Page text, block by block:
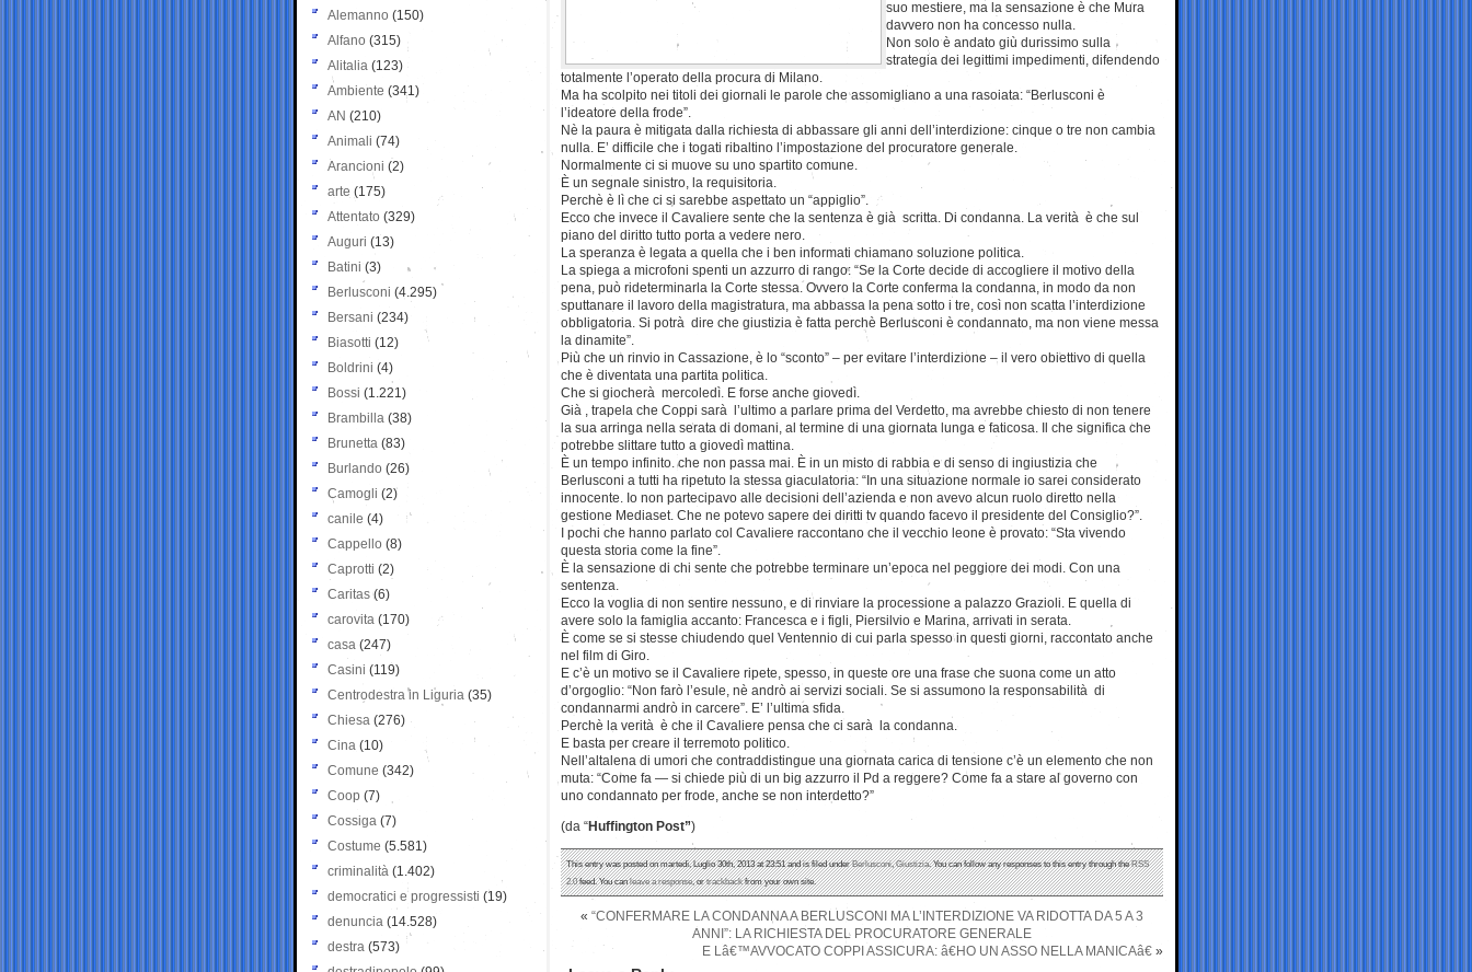
suo mestiere, ma la sensazione è che Mura
davvero non ha concesso nulla.
Non solo è andato giù durissimo sulla
strategia dei legittimi impedimenti, difendendo
totalmente l’operato della procura di Milano.
Ma ha scolpito nei titoli dei giornali le parole che assomigliano a una rasoiata: “Berlusconi è
l’ideatore della frode”.
Nè la paura è mitigata dalla richiesta di abbassare gli anni dell’interdizione: cinque o tre non cambia
nulla. E’ difficile che i togati ribaltino l’impostazione del procuratore generale.
Normalmente ci si muove su uno spartito comune.
È un segnale sinistro, la requisitoria.
Perchè è lì che ci si sarebbe aspettato un “appiglio”.
Ecco che invece il Cavaliere sente che la sentenza è già scritta. Di condanna. La verità è che sul
piano del diritto tutto porta a vedere nero.
La speranza è legata a quella che i ben informati chiamano soluzione politica.
La spiega a microfoni spenti un azzurro di rango: “Se la Corte decide di accogliere il motivo della
pena, può rideterminarla la Corte stessa. Ovvero la Corte conferma la condanna, in modo da non
sputtanare il lavoro della magistratura, ma abbassa la pena sotto i tre, così non scatta l’interdizione
obbligatoria. Si potrà dire che giustizia è fatta perchè Berlusconi è condannato, ma non viene messa
la dinamite”.
Più che un rinvio in Cassazione, è lo “sconto” – per evitare l’interdizione – il vero obiettivo di quella
che è diventata una partita politica.
Che si giocherà mercoledì. E forse anche giovedì.
Già , trapela che Coppi sarà l’ultimo a parlare prima del Verdetto, ma avrebbe chiesto di non tenere
la sua arringa nella serata di domani, al termine di una giornata lunga e faticosa. Il che significa che
potrebbe slittare tutto a giovedì mattina.
È un tempo infinito. che non passa mai. È in un misto di rabbia e di senso di ingiustizia che
Berlusconi a tutti ha ripetuto la stessa giaculatoria: “In una situazione normale io sarei considerato
innocente. Io non partecipavo alle decisioni dell’azienda e non avevo alcun ruolo diretto nella
gestione Mediaset. Che ne potevo sapere dei diritti tv quando facevo il presidente del Consiglio?”.
I pochi che hanno parlato col Cavaliere raccontano che il vecchio leone è provato: “Sta vivendo
questa storia come la fine”.
È la sensazione di chi sente che potrebbe terminare un’epoca nel peggiore dei modi. Con una
sentenza.
Ecco la voglia di non sentire nessuno, e di rinviare la processione a palazzo Grazioli. E quella di
avere solo la famiglia accanto: Francesca e i figli, Piersilvio e Marina, arrivati in serata.
È come se si stesse chiudendo quel Ventennio di cui parla spesso in questi giorni, raccontato anche
nel film di Giro.
E c’è un motivo se il Cavaliere ripete, spesso, in queste ore una frase che suona come un atto
d’orgoglio: “Non farò l’esule, nè andrò ai servizi sociali. Se si assumono la responsabilità di
condannarmi andrò in carcere”. E’ l’ultima sfida.
Perchè la verità è che il Cavaliere pensa che ci sarà la condanna.
E basta per creare il terremoto politico.
Nell’altalena di umori che contraddistingue una giornata carica di tensione c’è un elemento che non
muta: “Come fa — si chiede più di un big azzurro il Pd a reggere? Come fa a stare al governo con
uno condannato per frode, anche se non interdetto?”
(da “Huffington Post”)
This entry was posted on martedì, Luglio 30th, 2013 at 23:51 and is filed underBerlusconi,Giustizia. You can follow any responses to this entry through theRSS
2.0feed. You canleave a response, ortrackbackfrom your own site.
« “CONFERMARE LA CONDANNA A BERLUSCONI MA L’INTERDIZIONE VA RIDOTTA DA 5 A 3
ANNI”: LA RICHIESTA DEL PROCURATORE GENERALE
E Lâ€™AVVOCATO COPPI ASSICURA: â€HO UN ASSO NELLA MANICAâ€ »
Alemanno (150)
Alfano (315)
Alitalia (123)
Ambiente (341)
AN (210)
Animali (74)
Arancioni (2)
arte (175)
Attentato (329)
Auguri (13)
Batini (3)
Berlusconi (4.295)
Bersani (234)
Biasotti (12)
Boldrini (4)
Bossi (1.221)
Brambilla (38)
Brunetta (83)
Burlando (26)
Camogli (2)
canile (4)
Cappello (8)
Caprotti (2)
Caritas (6)
carovita (170)
casa (247)
Casini (119)
Centrodestra in Liguria (35)
Chiesa (276)
Cina (10)
Comune (342)
Coop (7)
Cossiga (7)
Costume (5.581)
criminalità (1.402)
democratici e progressisti (19)
denuncia (14.528)
destra (573)